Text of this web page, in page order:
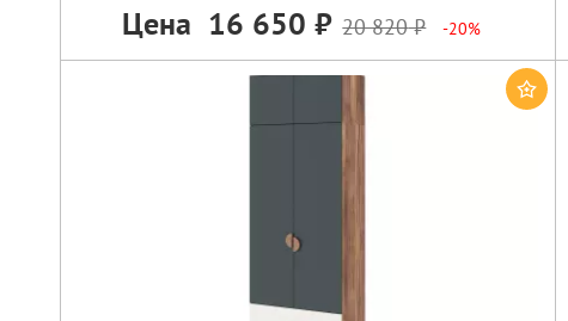
Цена 16 650 20 820 -20%